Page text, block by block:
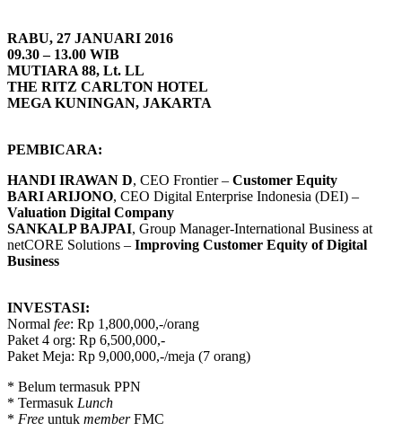
RABU, 27 JANUARI 2016
09.30 – 13.00 WIB
MUTIARA 88, Lt. LL
THE RITZ CARLTON HOTEL
MEGA KUNINGAN, JAKARTA
PEMBICARA:
HANDI IRAWAN D, CEO Frontier – Customer Equity
BARI ARIJONO, CEO Digital Enterprise Indonesia (DEI) –
Valuation Digital Company
SANKALP BAJPAI, Group Manager-International Business at
netCORE Solutions – Improving Customer Equity of Digital
Business
INVESTASI:
Normal fee: Rp 1,800,000,-/orang
Paket 4 org: Rp 6,500,000,-
Paket Meja: Rp 9,000,000,-/meja (7 orang)
* Belum termasuk PPN
* Termasuk Lunch
* Free untuk memberFMC